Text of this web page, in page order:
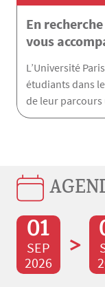
En
vous
L’Université
étudiants dans
de leur
01
SEP
2026
>